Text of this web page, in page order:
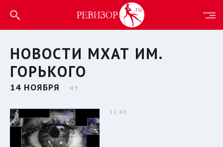
НОВОСТИ МХАТ ИМ.
ГОРЬКОГО
14 НОЯБРЯ ЧТ
11:46